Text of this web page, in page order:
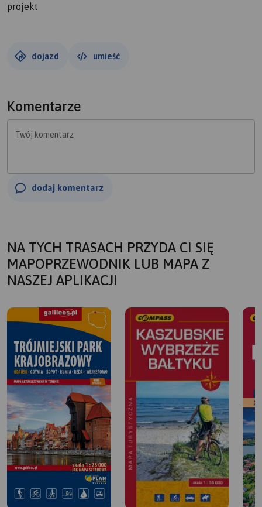
projekt
dojazd umieść
Komentarze
Twój komentarz
dodaj komentarz
NA TYCH TRASACH PRZYDA CI SIĘ
MAPOPRZEWODNIK LUB MAPA Z
NASZEJ APLIKACJI